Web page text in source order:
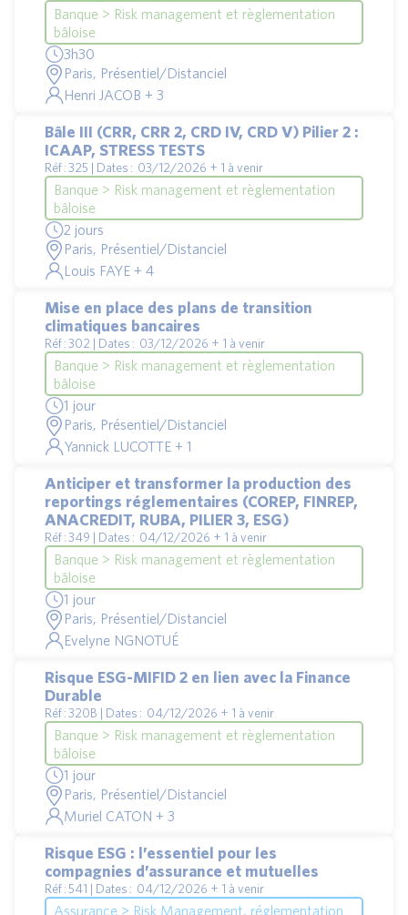
Banque > Risk management et règlementation
bâloise
3h30
Paris, Présentiel/Distanciel
Henri JACOB + 3
Bâle III (CRR, CRR 2, CRD IV, CRD V) Pilier 2 :
ICAAP, STRESS TESTS
Réf : 325 | Dates : 03/12/2026 + 1 à venir
Banque > Risk management et règlementation
bâloise
2 jours
Paris, Présentiel/Distanciel
Louis FAYE + 4
Mise en place des plans de transition
climatiques bancaires
Réf : 302 | Dates : 03/12/2026 + 1 à venir
Banque > Risk management et règlementation
bâloise
1 jour
Paris, Présentiel/Distanciel
Yannick LUCOTTE + 1
Anticiper et transformer la production des
reportings réglementaires (COREP, FINREP,
ANACREDIT, RUBA, PILIER 3, ESG)
Réf : 349 | Dates : 04/12/2026 + 1 à venir
Banque > Risk management et règlementation
bâloise
1 jour
Paris, Présentiel/Distanciel
Evelyne NGNOTUÉ
Risque ESG-MIFID 2 en lien avec la Finance
Durable
Réf : 320B | Dates : 04/12/2026 + 1 à venir
Banque > Risk management et règlementation
bâloise
1 jour
Paris, Présentiel/Distanciel
Muriel CATON + 3
Risque ESG : l’essentiel pour les
compagnies d’assurance et mutuelles
Réf : 541 | Dates : 04/12/2026 + 1 à venir
Assurance > Risk Management, réglementation